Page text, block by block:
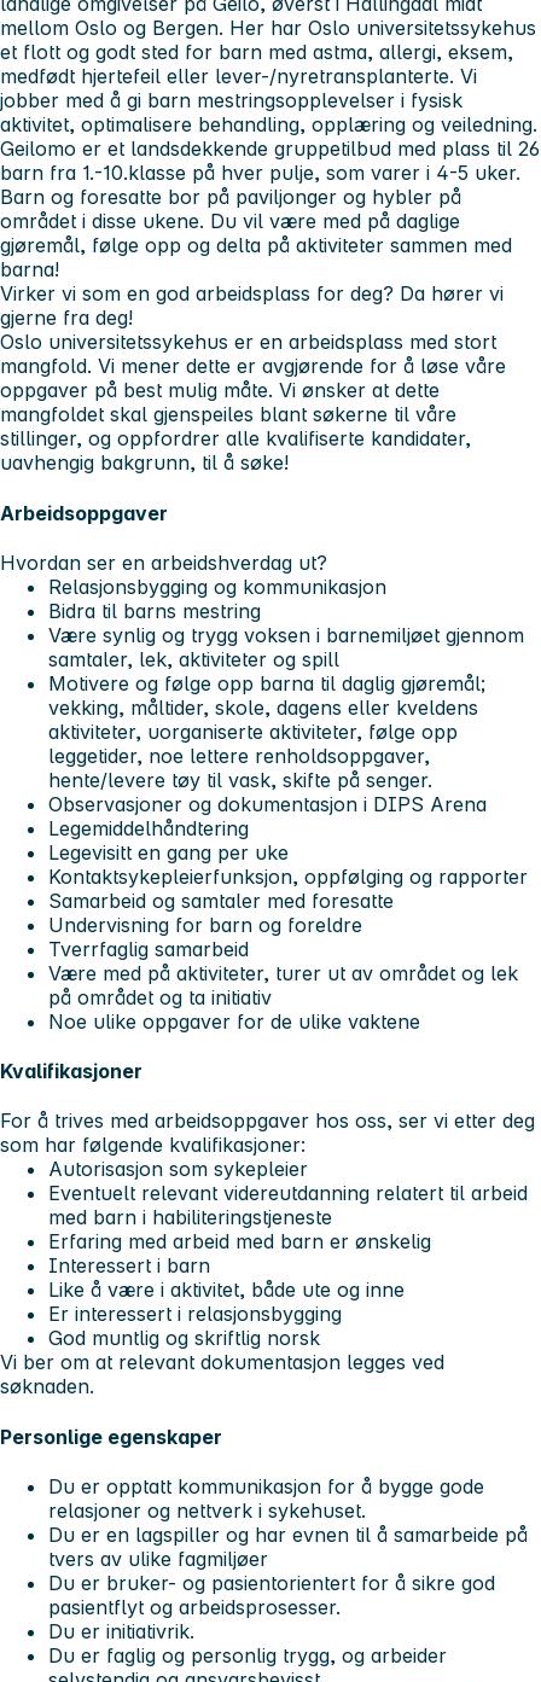
mellom Oslo og Bergen. Her har Oslo universitetssykehus
et flott og godt sted for barn med astma, allergi, eksem,
medfødt hjertefeil eller lever-/nyretransplanterte. Vi
jobber med å gi barn mestringsopplevelser i fysisk
aktivitet, optimalisere behandling, opplæring og veiledning.
Geilomo er et landsdekkende gruppetilbud med plass til 26
barn fra 1.-10.klasse på hver pulje, som varer i 4-5 uker.
Barn og foresatte bor på paviljonger og hybler på
området i disse ukene. Du vil være med på daglige
gjøremål, følge opp og delta på aktiviteter sammen med
barna!
Virker vi som en god arbeidsplass for deg? Da hører vi
gjerne fra deg!
Oslo universitetssykehus er en arbeidsplass med stort
mangfold. Vi mener dette er avgjørende for å løse våre
oppgaver på best mulig måte. Vi ønsker at dette
mangfoldet skal gjenspeiles blant søkerne til våre
stillinger, og oppfordrer alle kvalifiserte kandidater,
uavhengig bakgrunn, til å søke!
Arbeidsoppgaver
Hvordan ser en arbeidshverdag ut?
Relasjonsbygging og kommunikasjon
Bidra til barns mestring
Være synlig og trygg voksen i barnemiljøet gjennom
samtaler, lek, aktiviteter og spill
Motivere og følge opp barna til daglig gjøremål;
vekking, måltider, skole, dagens eller kveldens
aktiviteter, uorganiserte aktiviteter, følge opp
leggetider, noe lettere renholdsoppgaver,
hente/levere tøy til vask, skifte på senger.
Observasjoner og dokumentasjon i DIPS Arena
Legemiddelhåndtering
Legevisitt en gang per uke
Kontaktsykepleierfunksjon, oppfølging og rapporter
Samarbeid og samtaler med foresatte
Undervisning for barn og foreldre
Tverrfaglig samarbeid
Være med på aktiviteter, turer ut av området og lek
på området og ta initiativ
Noe ulike oppgaver for de ulike vaktene
Kvalifikasjoner
For å trives med arbeidsoppgaver hos oss, ser vi etter deg
som har følgende kvalifikasjoner:
Autorisasjon som sykepleier
Eventuelt relevant videreutdanning relatert til arbeid
med barn i habiliteringstjeneste
Erfaring med arbeid med barn er ønskelig
Interessert i barn
Like å være i aktivitet, både ute og inne
Er interessert i relasjonsbygging
God muntlig og skriftlig norsk
Vi ber om at relevant dokumentasjon legges ved
søknaden.
Personlige egenskaper
Du er opptatt kommunikasjon for å bygge gode
relasjoner og nettverk i sykehuset.
Du er en lagspiller og har evnen til å samarbeide på
tvers av ulike fagmiljøer
Du er bruker- og pasientorientert for å sikre god
pasientflyt og arbeidsprosesser.
Du er initiativrik.
Du er faglig og personlig trygg, og arbeider